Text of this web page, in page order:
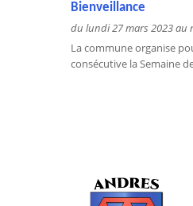
Bienveillance
du lundi 27 mars 2023 au
La commune organise
consécutive la Semaine